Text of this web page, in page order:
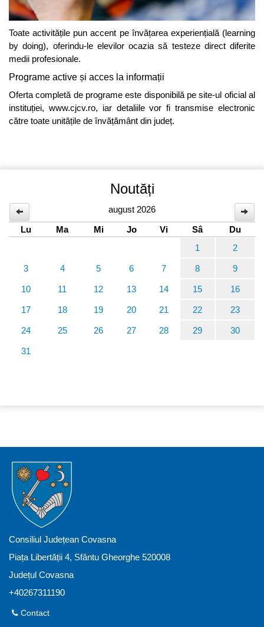
Toate activitățile pun accent pe învățarea experiențială (learning
by doing), oferindu-le elevilor ocazia să testeze direct diferite
medii profesionale.
Programe active și acces la informații
Oferta completă de programe este disponibilă pe site-ul oficial al
instituției, www.cjcv.ro, iar detaliile vor fi transmise electronic
către toate unitățile de învățământ din județ.
Noutăți
august 2026
Lu
Ma Mi Jo Vi Sâ
Du
1
2
3 4 5 6 7 8 9
10 11 12 13 14 15 16
17 18 19 20 21 22 23
24 25 26 27 28 29 30
31
Consiliul Județean Covasna
Piața Libertății 4, Sfântu Gheorghe 520008
Județul Covasna
+40267311190
Contact